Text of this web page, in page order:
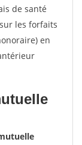
de santé
les forfaits
en